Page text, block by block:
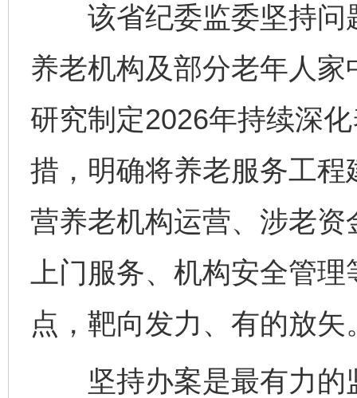
该省纪委监委坚持问
养老机构及部分老年人
研究制定2026年持续深
措，明确将养老服务工
营养老机构运营、涉老
上门服务、机构安全管
点，靶向发力、有的放矢
坚持办案是最有力的